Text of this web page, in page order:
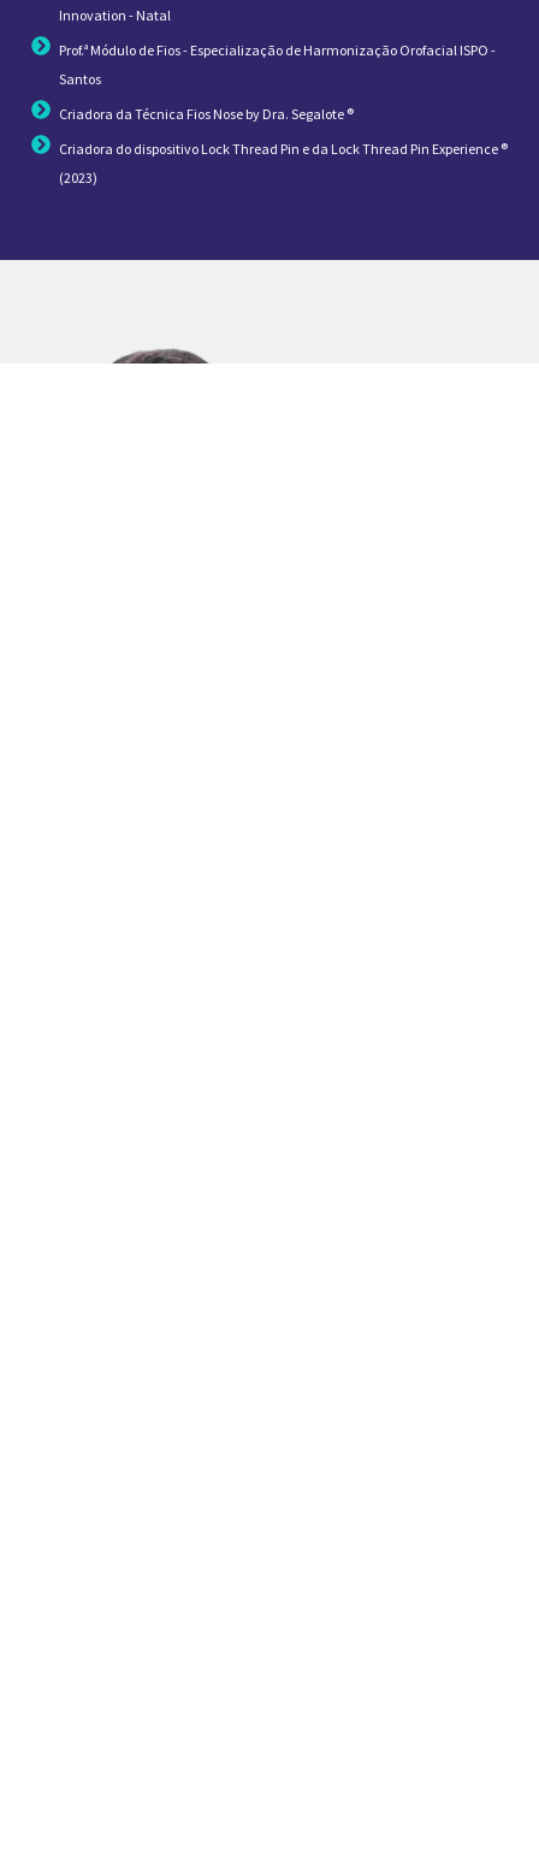
Innovation - Natal
Prof.ª Módulo de Fios - Especialização de Harmonização Orofacial ISPO -
Santos
Criadora da Técnica Fios Nose by Dra. Segalote ®
Criadora do dispositivo Lock Thread Pin e da Lock Thread Pin Experience ®
(2023)